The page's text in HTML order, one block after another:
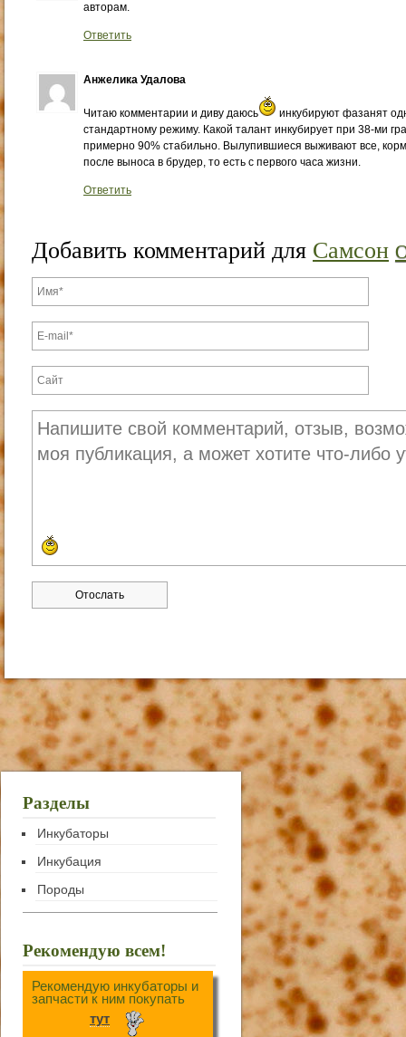
авторам.
Ответить
Анжелика Удалова
Читаю комментарии и диву даюсь
инкубируют фазанят
стандартному режиму. Какой талант инкубирует при 38-ми
примерно 90% стабильно. Вылупившиеся выживают все,
после выноса в брудер, то есть с первого часа жизни.
Ответить
Добавить комментарий для Самсон
Разделы
Инкубаторы
Инкубация
Породы
Рекомендую всем!
Рекомендую инкубаторы и
запчасти к ним покупать
тут